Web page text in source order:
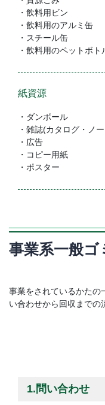
・飲料用ビン
・飲料用のアルミ缶
・スチール缶
・飲料用のペットボト
紙資源
・ダンボール
・雑誌(カタログ・ノ
・広告
・コピー用紙
・ポスター
事業系一般
事業をされているかたの
い合わせから回収までの
1.問い合わせ